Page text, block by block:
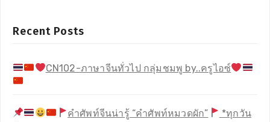
Recent Posts
CN102-ภาษาจีนทั่วไป กลุ่มชมพู by..ครูไอซ์
คำศัพท์จีนน่ารู้ “คำศัพท์หมวดผัก”
*ทุกวัน